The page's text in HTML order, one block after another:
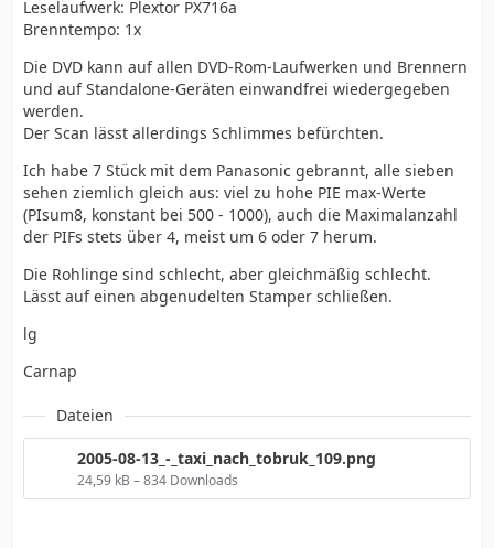
Leselaufwerk: Plextor PX716a
Brenntempo: 1x
Die DVD kann auf allen DVD-Rom-Laufwerken und Brennern
und auf Standalone-Geräten einwandfrei wiedergegeben
werden.
Der Scan lässt allerdings Schlimmes befürchten.
Ich habe 7 Stück mit dem Panasonic gebrannt, alle sieben
sehen ziemlich gleich aus: viel zu hohe PIE max-Werte
(PIsum8, konstant bei 500 - 1000), auch die Maximalanzahl
der PIFs stets über 4, meist um 6 oder 7 herum.
Die Rohlinge sind schlecht, aber gleichmäßig schlecht.
Lässt auf einen abgenudelten Stamper schließen.
lg
Carnap
Dateien
2005-08-13_-_taxi_nach_tobruk_109.png
24,59 kB – 834 Downloads